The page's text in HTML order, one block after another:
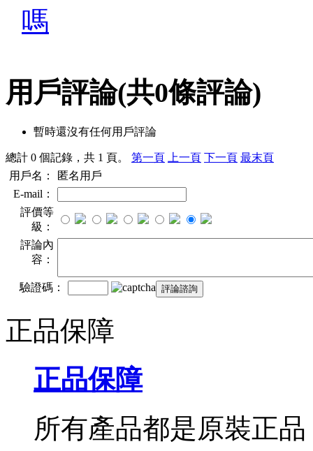
嗎
用戶評論(共0條評論)
暫時還沒有任何用戶評論
總計 0 個記錄，共 1 頁。 第一頁 上一頁 下一頁 最末頁
用戶名：
匿名用戶
E-mail：
評價等
級：
評論內
容：
驗證碼：
正品保障
正品保障
所有產品都是原裝正品